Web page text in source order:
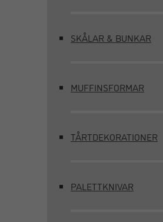
SKÅLAR & BUNKAR
MUFFINSFORMAR
TÅRTDEKORATIONER
PALETTKNIVAR